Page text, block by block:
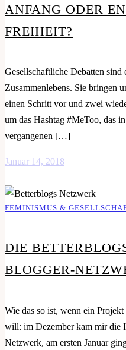
ANFANG ODER
FREIHEIT?
Gesellschaftliche Debatten sind
Zusammenlebens. Sie bringen
einen Schritt vor und zwei
um das Hashtag #MeToo, das
vergangenen […]
Januar 14, 2018
FEMINISMUS &
DIE
BLOGGER-
Wie das so ist, wenn ein
will: im Dezember kam mir die
Netzwerk, am ersten Januar